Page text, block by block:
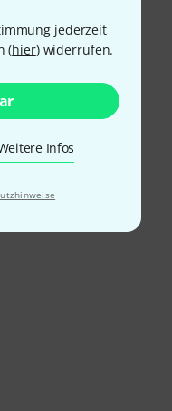
jederzeit
(hier) widerrufen.
Infos
per Nachnahme,